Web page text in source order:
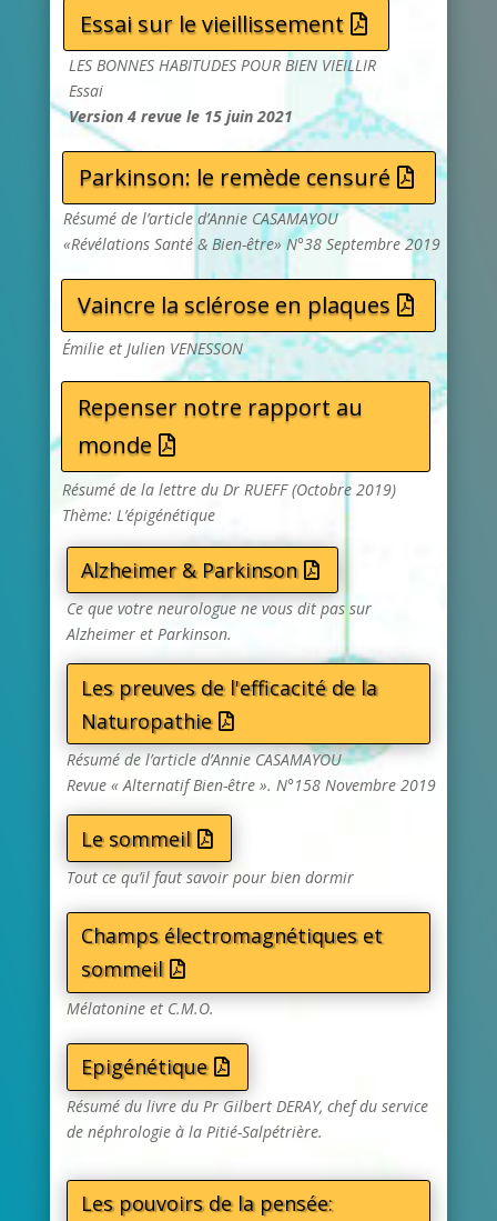
Essai sur le vieillissement
LES BONNES HABITUDES POUR BIEN VIEILLIR
Essai
Version 4 revue le 15 juin 2021
Parkinson: le remède censuré
Résumé de l’article d’Annie CASAMAYOU
«Révélations Santé & Bien-être» N°38 Septembre 2019
Vaincre la sclérose en plaques
Émilie et Julien VENESSON
Repenser notre rapport au
monde
Résumé de la lettre du Dr RUEFF (Octobre 2019)
Thème: L’épigénétique
Alzheimer & Parkinson
Ce que votre neurologue ne vous dit pas sur
Alzheimer et Parkinson.
Les preuves de l'efficacité de la
Naturopathie
Résumé de l’article d’Annie CASAMAYOU
Revue « Alternatif Bien-être ». N°158 Novembre 2019
Le sommeil
Tout ce qu’il faut savoir pour bien dormir
Champs électromagnétiques et
sommeil
Mélatonine et C.M.O.
Epigénétique
Résumé du livre du Pr Gilbert DERAY, chef du service
de néphrologie à la Pitié-Salpétrière.
Les pouvoirs de la pensée: